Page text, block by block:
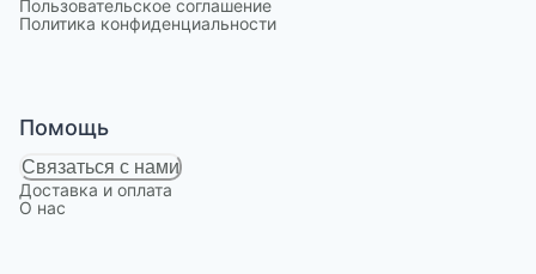
Пользовательское соглашение
Политика конфиденциальности
Помощь
Связаться с нами
Доставка и оплата
О нас